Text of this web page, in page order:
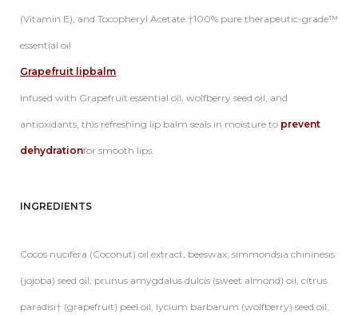
(Vitamin E), and Tocopheryl Acetate.†100% pure therapeutic-grade™
essential oil
Grapefruit lipbalm
Infused with Grapefruit essential oil, wolfberry seed oil, and
antioxidants, this refreshing lip balm seals in moisture to prevent
dehydrationfor smooth lips.
INGREDIENTS
Cocos nucifera (Coconut) oil extract, beeswax, simmondsia chininesis
(jojoba) seed oil, prunus amygdalus dulcis (sweet almond) oil, citrus
paradisi† (grapefruit) peel oil, lycium barbarum (wolfberry) seed oil,